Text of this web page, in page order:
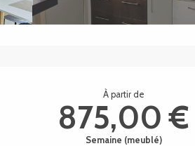
Ouverture et
À partir de
875,00 €
Semaine (meublé)